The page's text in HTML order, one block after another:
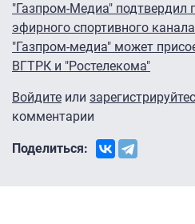
"Газпром-Медиа" подтвердил
эфирного спортивного канала
"Газпром-медиа" может
ВГТРК и "Ростелекома"
Войдите или
комментарии
Поделиться: